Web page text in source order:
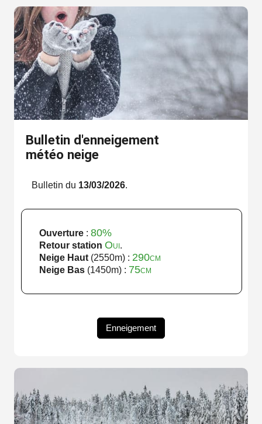
Bulletin d'enneigement
météo neige
Bulletin du 13/03/2026.
Ouverture: 80%
Retour station Oui.
Neige Haut(2550m) : 290cm
Neige Bas(1450m) : 75cm
Enneigement